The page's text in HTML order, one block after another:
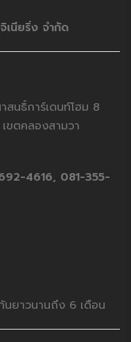
เนียริ่ง จำกัด
นธิ์การ์เดนท์โฮม 8
ขตคลองสามวา
4616, 081-355-
นยาวนานถึง 6 เดือน